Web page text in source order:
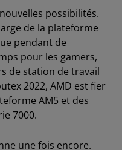
possibilités.
de la plateforme
pendant de
pour les gamers,
de station de travail
2022, AMD est fier
AM5 et des
7000.
une fois encore.